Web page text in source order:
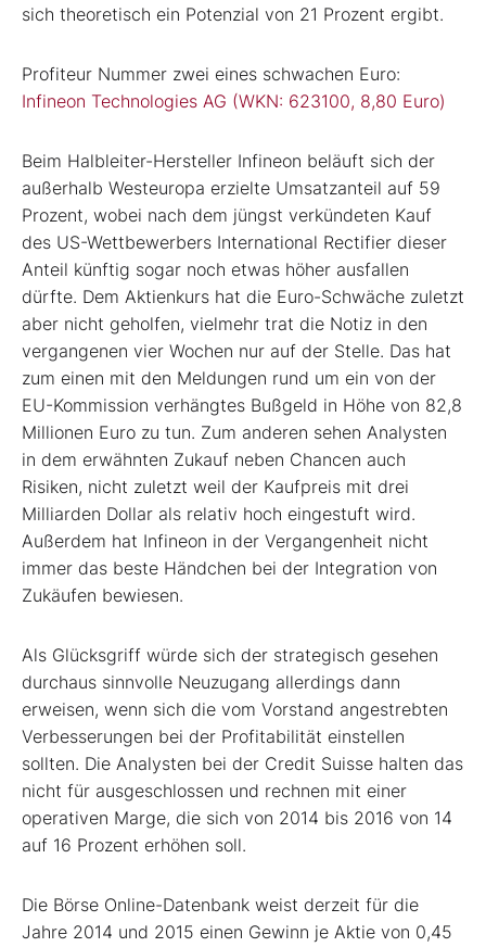
sich theoretisch ein Potenzial von 21 Prozent ergibt.
Profiteur Nummer zwei eines schwachen Euro:
Infineon Technologies AG (WKN: 623100, 8,80 Euro)
Beim Halbleiter-Hersteller Infineon beläuft sich der
außerhalb Westeuropa erzielte Umsatzanteil auf 59
Prozent, wobei nach dem jüngst verkündeten Kauf
des US-Wettbewerbers International Rectifier dieser
Anteil künftig sogar noch etwas höher ausfallen
dürfte. Dem Aktienkurs hat die Euro-Schwäche zuletzt
aber nicht geholfen, vielmehr trat die Notiz in den
vergangenen vier Wochen nur auf der Stelle. Das hat
zum einen mit den Meldungen rund um ein von der
EU-Kommission verhängtes Bußgeld in Höhe von 82,8
Millionen Euro zu tun. Zum anderen sehen Analysten
in dem erwähnten Zukauf neben Chancen auch
Risiken, nicht zuletzt weil der Kaufpreis mit drei
Milliarden Dollar als relativ hoch eingestuft wird.
Außerdem hat Infineon in der Vergangenheit nicht
immer das beste Händchen bei der Integration von
Zukäufen bewiesen.
Als Glücksgriff würde sich der strategisch gesehen
durchaus sinnvolle Neuzugang allerdings dann
erweisen, wenn sich die vom Vorstand angestrebten
Verbesserungen bei der Profitabilität einstellen
sollten. Die Analysten bei der Credit Suisse halten das
nicht für ausgeschlossen und rechnen mit einer
operativen Marge, die sich von 2014 bis 2016 von 14
auf 16 Prozent erhöhen soll.
Die Börse Online-Datenbank weist derzeit für die
Jahre 2014 und 2015 einen Gewinn je Aktie von 0,45